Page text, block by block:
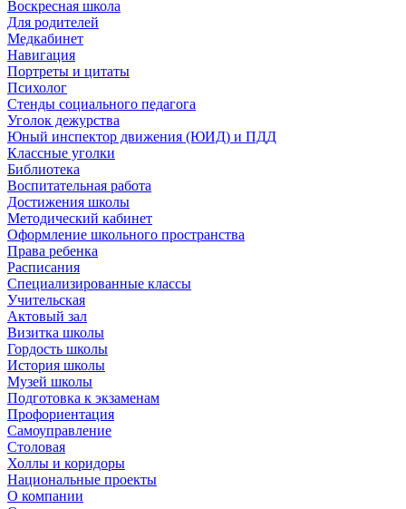
Воскресная школа
Для родителей
Медкабинет
Навигация
Портреты и цитаты
Психолог
Стенды социального педагога
Уголок дежурства
Юный инспектор движения (ЮИД) и ПДД
Классные уголки
Библиотека
Воспитательная работа
Достижения школы
Методический кабинет
Оформление школьного пространства
Права ребенка
Расписания
Специализированные классы
Учительская
Актовый зал
Визитка школы
Гордость школы
История школы
Музей школы
Подготовка к экзаменам
Профориентация
Самоуправление
Столовая
Холлы и коридоры
Национальные проекты
О компании